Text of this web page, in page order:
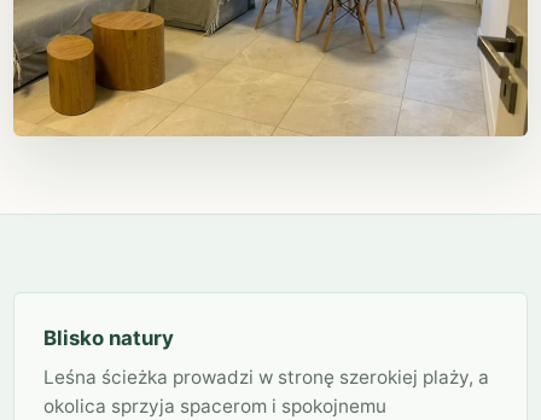
Blisko natury
Leśna ścieżka prowadzi w stronę szerokiej plaży, a
okolica sprzyja spacerom i spokojnemu